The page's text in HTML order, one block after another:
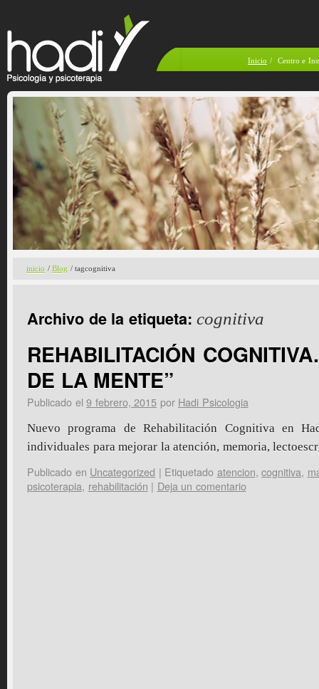
Inicio / Centro e
inicio / Blog / tagcognitiva
Archivo de la etiqueta: cognitiva
REHABILITACIÓN
DE LA MENTE”
Publicado el 9 febrero, 2015 por Hadi Psicologia
Nuevo programa de Rehabilitación Cognitiva en
individuales para mejorar la atención, memoria,
Publicado en Uncategorized | Etiquetado atencion, cognitiva,
psicoterapia, rehabilitación | Deja un comentario